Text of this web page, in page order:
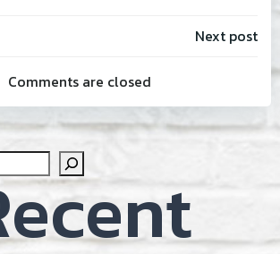
PostNext post
Comments are closed